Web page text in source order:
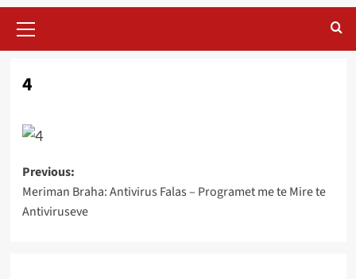
Menu
4
Post
navigation
Previous:
Meriman Braha: Antivirus Falas – Programet me te Mire te
Antiviruseve